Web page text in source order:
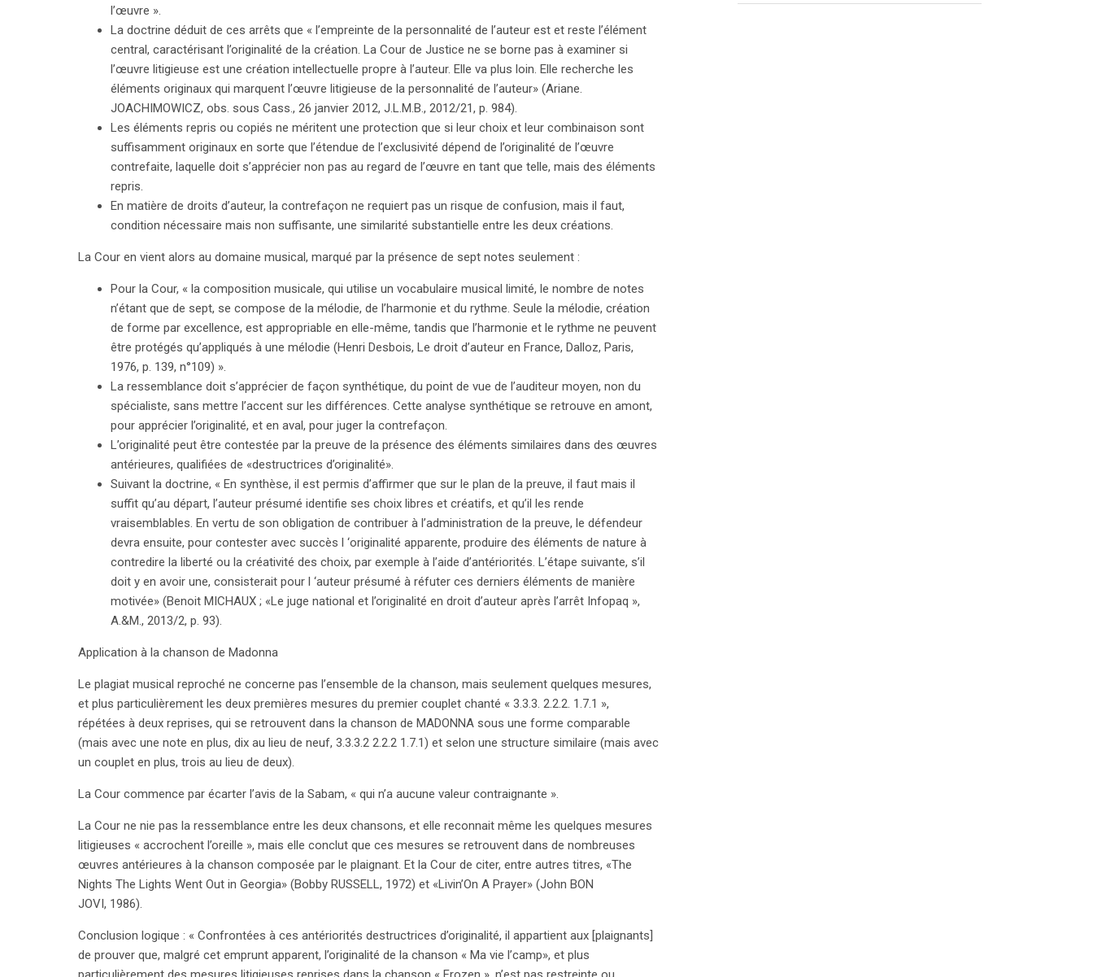
l’œuvre ».
La doctrine déduit de ces arrêts que « l’empreinte de la personnalité de l’auteur est et reste l’élément
central, caractérisant l’originalité de la création. La Cour de Justice ne se borne pas à examiner si
l’œuvre litigieuse est une création intellectuelle propre à l’auteur. Elle va plus loin. Elle recherche les
éléments originaux qui marquent l’œuvre litigieuse de la personnalité de l’auteur» (Ariane.
JOACHIMOWICZ, obs. sous Cass., 26 janvier 2012, J.L.M.B., 2012/21, p. 984).
Les éléments repris ou copiés ne méritent une protection que si leur choix et leur combinaison sont
suffisamment originaux en sorte que l’étendue de l’exclusivité dépend de l’originalité de l’œuvre
contrefaite, laquelle doit s’apprécier non pas au regard de l’œuvre en tant que telle, mais des éléments
repris.
En matière de droits d’auteur, la contrefaçon ne requiert pas un risque de confusion, mais il faut,
condition nécessaire mais non suffisante, une similarité substantielle entre les deux créations.
La Cour en vient alors au domaine musical, marqué par la présence de sept notes seulement :
Pour la Cour, « la composition musicale, qui utilise un vocabulaire musical limité, le nombre de notes
n’étant que de sept, se compose de la mélodie, de l’harmonie et du rythme. Seule la mélodie, création
de forme par excellence, est appropriable en elle-même, tandis que l’harmonie et le rythme ne peuvent
être protégés qu’appliqués à une mélodie (Henri Desbois, Le droit d’auteur en France, Dalloz, Paris,
1976, p. 139, n°109) ».
La ressemblance doit s’apprécier de façon synthétique, du point de vue de l’auditeur moyen, non du
spécialiste, sans mettre l’accent sur les différences. Cette analyse synthétique se retrouve en amont,
pour apprécier l’originalité, et en aval, pour juger la contrefaçon.
L’originalité peut être contestée par la preuve de la présence des éléments similaires dans des œuvres
antérieures, qualifiées de «destructrices d’originalité».
Suivant la doctrine, « En synthèse, il est permis d’affirmer que sur le plan de la preuve, il faut mais il
suffit qu’au départ, l’auteur présumé identifie ses choix libres et créatifs, et qu’il les rende
vraisemblables. En vertu de son obligation de contribuer à l’administration de la preuve, le défendeur
devra ensuite, pour contester avec succès l ‘originalité apparente, produire des éléments de nature à
contredire la liberté ou la créativité des choix, par exemple à l’aide d’antériorités. L’étape suivante, s’il
doit y en avoir une, consisterait pour l ‘auteur présumé à réfuter ces derniers éléments de manière
motivée» (Benoit MICHAUX ; «Le juge national et l’originalité en droit d’auteur après l’arrêt Infopaq »,
A.&M., 2013/2, p. 93).
Application à la chanson de Madonna
Le plagiat musical reproché ne concerne pas l’ensemble de la chanson, mais seulement quelques mesures,
et plus particulièrement les deux premières mesures du premier couplet chanté « 3.3.3. 2.2.2. 1.7.1 »,
répétées à deux reprises, qui se retrouvent dans la chanson de MADONNA sous une forme comparable
(mais avec une note en plus, dix au lieu de neuf, 3.3.3.2 2.2.2 1.7.1) et selon une structure similaire (mais avec
un couplet en plus, trois au lieu de deux).
La Cour commence par écarter l’avis de la Sabam, « qui n’a aucune valeur contraignante ».
La Cour ne nie pas la ressemblance entre les deux chansons, et elle reconnait même les quelques mesures
litigieuses « accrochent l’oreille », mais elle conclut que ces mesures se retrouvent dans de nombreuses
œuvres antérieures à la chanson composée par le plaignant. Et la Cour de citer, entre autres titres, «The
Nights The Lights Went Out in Georgia» (Bobby RUSSELL, 1972) et «Livin’On A Prayer» (John BON
JOVI, 1986).
Conclusion logique : « Confrontées à ces antériorités destructrices d’originalité, il appartient aux [plaignants]
de prouver que, malgré cet emprunt apparent, l’originalité de la chanson « Ma vie l’camp», et plus